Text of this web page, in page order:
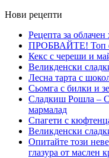
Нови рецепти
Рецепта за
ПРОБВАЙТЕ! Топ
Кекс с череши и
Великденски
Лесна тарта с
Сьомга с билки и
Сладкиш Рошла –
мармалад
Спагети с
Великденски
Опитайте този
глазура от маслен